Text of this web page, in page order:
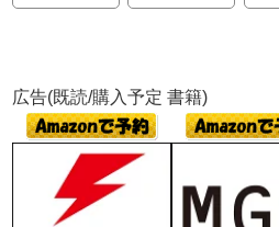
広告(既読/購入予定 書籍)